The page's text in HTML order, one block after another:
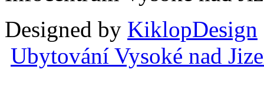
Designed by KiklopDesign
Ubytování Vysoké nad